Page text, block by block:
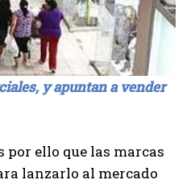
y apuntan a vender
por ello que las marcas
lanzarlo al mercado